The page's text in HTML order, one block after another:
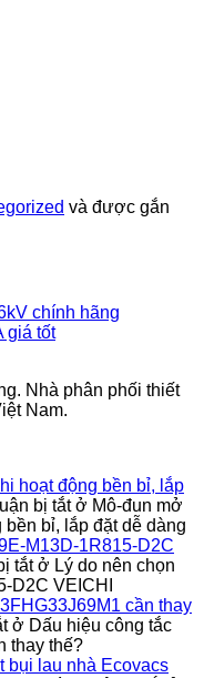
và được gắn
chính hãng
giá tốt
Nhà phân phối thiết
Nam.
hoạt động bền bỉ, lắp
bị tắtở Mô-đun mở
bỉ, lắp đặt dễ dàng
M13D-1R815-D2C
tắtở Lý do nên chọn
D2C VEICHI
cần thay
ở Dấu hiệu công tắc
thay thế?
bụi lau nhà Ecovacs